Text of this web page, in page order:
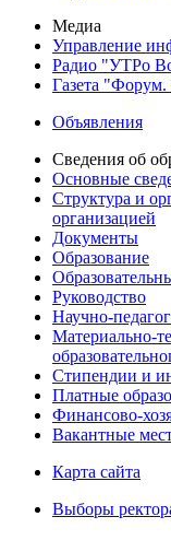
Медиа
Управление
Радио "УТРо
Газета "Форум.
Объявления
Сведения об
Основные
Структура и
организацией
Документы
Образование
Руководство
Научно-
Материально-
Стипендии и
Платные
Финансово-
Вакантные
Карта сайта
Выборы